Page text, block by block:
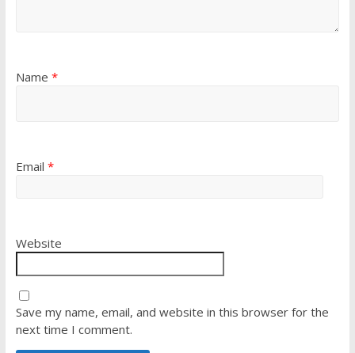
Name *
Email *
Website
Save my name, email, and website in this browser for the
next time I comment.